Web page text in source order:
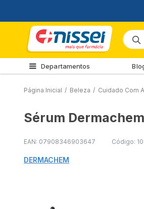
Departamentos
Página Inicial / Beleza / Cuidado Com
Sérum
EAN: 07908346903647 Código:
DERMACHEM